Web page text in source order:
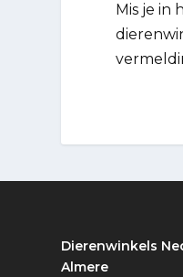
Mis je in
Dierenwinkels
Almere